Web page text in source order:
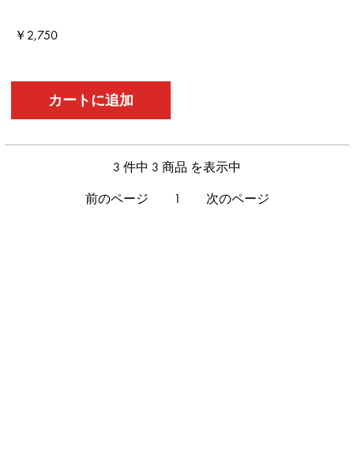
Current Price
￥2,750Old price
カートに追加
3 件中 3 商品 を表示中
前のページ 1 次のページ